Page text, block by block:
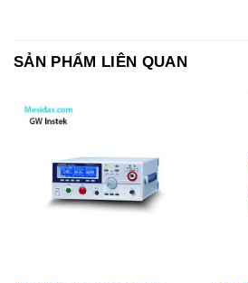
SẢN PHẨM LIÊN QUAN